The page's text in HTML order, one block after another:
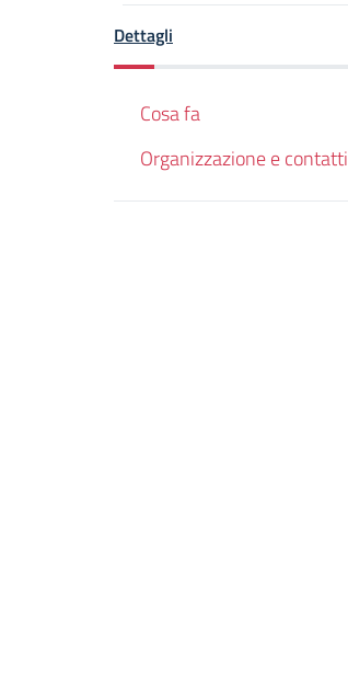
Dettagli
Cosa fa
Organizzazione e contatti